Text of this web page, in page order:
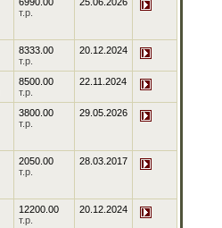
т.р.
8333.00
т.р.
20.12.2024
8500.00
т.р.
22.11.2024
3800.00
т.р.
29.05.2026
2050.00
т.р.
28.03.2017
12200.00
т.р.
20.12.2024